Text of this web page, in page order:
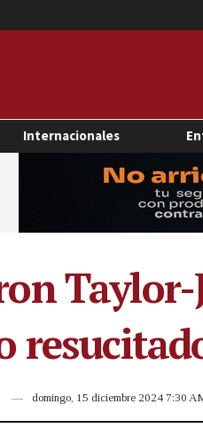
Internacionales
domingo, 15 diciembre 2024 7:30